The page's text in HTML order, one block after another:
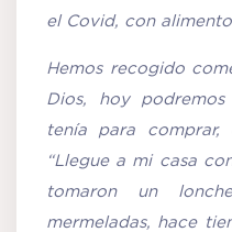
el Covid, con
Hemos recogido
Dios, hoy
tenía para
“Llegue a mi casa
tomaron un
mermeladas, hace